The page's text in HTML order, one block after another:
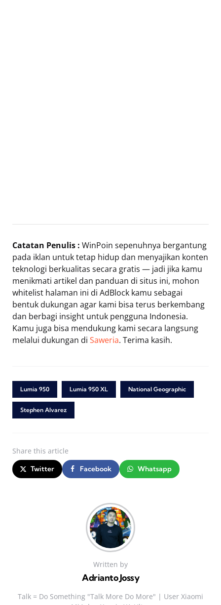
Catatan Penulis : WinPoin sepenuhnya bergantung
pada iklan untuk tetap hidup dan menyajikan konten
teknologi berkualitas secara gratis — jadi jika kamu
menikmati artikel dan panduan di situs ini, mohon
whitelist halaman ini di AdBlock kamu sebagai
bentuk dukungan agar kami bisa terus berkembang
dan berbagi insight untuk pengguna Indonesia.
Kamu juga bisa mendukung kami secara langsung
melalui dukungan di Saweria. Terima kasih.
Lumia 950 Lumia 950 XL National Geographic
Stephen Alvarez
Share this article
Twitter Facebook Whatsapp
Written by
Adrianto Jossy
Talk = Do Something "Talk More Do More" | User Xiaomi